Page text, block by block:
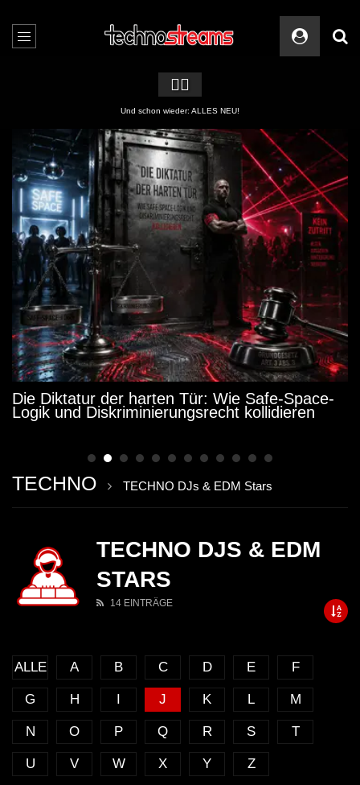
🏳️‍🌈
Und schon wieder: ALLES NEU!
Die Diktatur der harten Tür: Wie Safe-Space-
Logik und Diskriminierungsrecht kollidieren
TECHNO TECHNO DJs & EDM Stars
TECHNO DJS & EDM
STARS
14 EINTRÄGE
ALLE A B C D E F
G H I J K L M
N O P Q R S T
U V W X Y Z